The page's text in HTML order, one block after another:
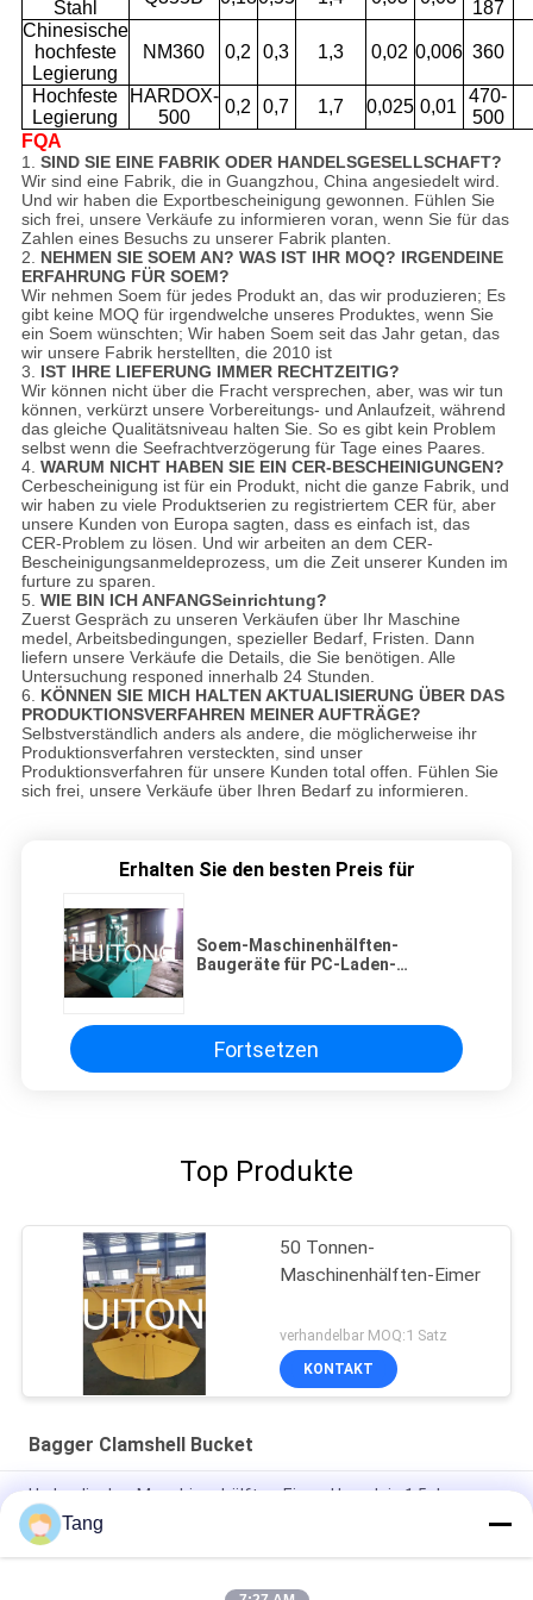
Stahl
187
Chinesische
hochfeste
Legierung
NM360 0,2 0,3 1,3 0,02 0,006 360
Hochfeste
Legierung
HARDOX-
500
0,2 0,7 1,7 0,025 0,01
470-
500
FQA
1. SIND SIE EINE FABRIK ODER HANDELSGESELLSCHAFT?
Wir sind eine Fabrik, die in Guangzhou, China angesiedelt wird.
Und wir haben die Exportbescheinigung gewonnen. Fühlen Sie
sich frei, unsere Verkäufe zu informieren voran, wenn Sie für das
Zahlen eines Besuchs zu unserer Fabrik planten.
2. NEHMEN SIE SOEM AN? WAS IST IHR MOQ? IRGENDEINE
ERFAHRUNG FÜR SOEM?
Wir nehmen Soem für jedes Produkt an, das wir produzieren; Es
gibt keine MOQ für irgendwelche unseres Produktes, wenn Sie
ein Soem wünschten; Wir haben Soem seit das Jahr getan, das
wir unsere Fabrik herstellten, die 2010 ist
3. IST IHRE LIEFERUNG IMMER RECHTZEITIG?
Wir können nicht über die Fracht versprechen, aber, was wir tun
können, verkürzt unsere Vorbereitungs- und Anlaufzeit, während
das gleiche Qualitätsniveau halten Sie. So es gibt kein Problem
selbst wenn die Seefrachtverzögerung für Tage eines Paares.
4. WARUM NICHT HABEN SIE EIN CER-BESCHEINIGUNGEN?
Cerbescheinigung ist für ein Produkt, nicht die ganze Fabrik, und
wir haben zu viele Produktserien zu registriertem CER für, aber
unsere Kunden von Europa sagten, dass es einfach ist, das
CER-Problem zu lösen. Und wir arbeiten an dem CER-
Bescheinigungsanmeldeprozess, um die Zeit unserer Kunden im
furture zu sparen.
5. WIE BIN ICH ANFANGSeinrichtung?
Zuerst Gespräch zu unseren Verkäufen über Ihr Maschine
medel, Arbeitsbedingungen, spezieller Bedarf, Fristen. Dann
liefern unsere Verkäufe die Details, die Sie benötigen. Alle
Untersuchung responed innerhalb 24 Stunden.
6. KÖNNEN SIE MICH HALTEN AKTUALISIERUNG ÜBER DAS
PRODUKTIONSVERFAHREN MEINER AUFTRÄGE?
Selbstverständlich anders als andere, die möglicherweise ihr
Produktionsverfahren versteckten, sind unser
Produktionsverfahren für unsere Kunden total offen. Fühlen Sie
sich frei, unsere Verkäufe über Ihren Bedarf zu informieren.
Erhalten Sie den besten Preis für
Soem-Maschinenhälften-
Baugeräte für PC-Laden-
Fortsetzen
Top Produkte
50 Tonnen-
Maschinenhälften-Eimer
verhandelbar MOQ:1 Satz
KONTAKT
Bagger Clamshell Bucket
Hydraulischer Maschinenhälften-Eimer Hyundais 1.5cbm
Q355B für Bagger
PC160lc-Bagger Clamshell Bucket For, das Sand entladend
Tang